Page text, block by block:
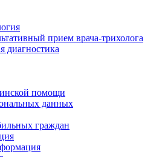
прием врача-трихолога
диагностика
помощи
данных
граждан